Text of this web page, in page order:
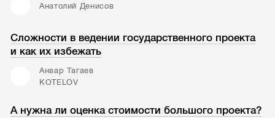
Анатолий Денисов
Сложности в ведении государственного проекта
и как их избежать
Анвар Тагаев
KOTELOV
А нужна ли оценка стоимости большого проекта?